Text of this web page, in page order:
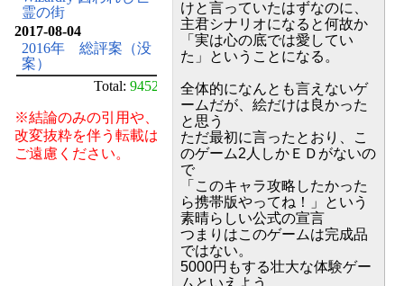
霊の街
2017-08-04
2016年 総評案（没
案）
Total: 9452
※結論のみの引用や、
改変抜粋を伴う転載は
ご遠慮ください。
けと言っていたはずなのに、
主君シナリオになると何故か
「実は心の底では愛してい
た」ということになる。
全体的になんとも言えないゲ
ームだが、絵だけは良かった
と思う
ただ最初に言ったとおり、こ
のゲーム2人しかＥＤがないの
で
「このキャラ攻略したかった
ら携帯版やってね！」という
素晴らしい公式の宣言
つまりはこのゲームは完成品
ではない。
5000円もする壮大な体験ゲー